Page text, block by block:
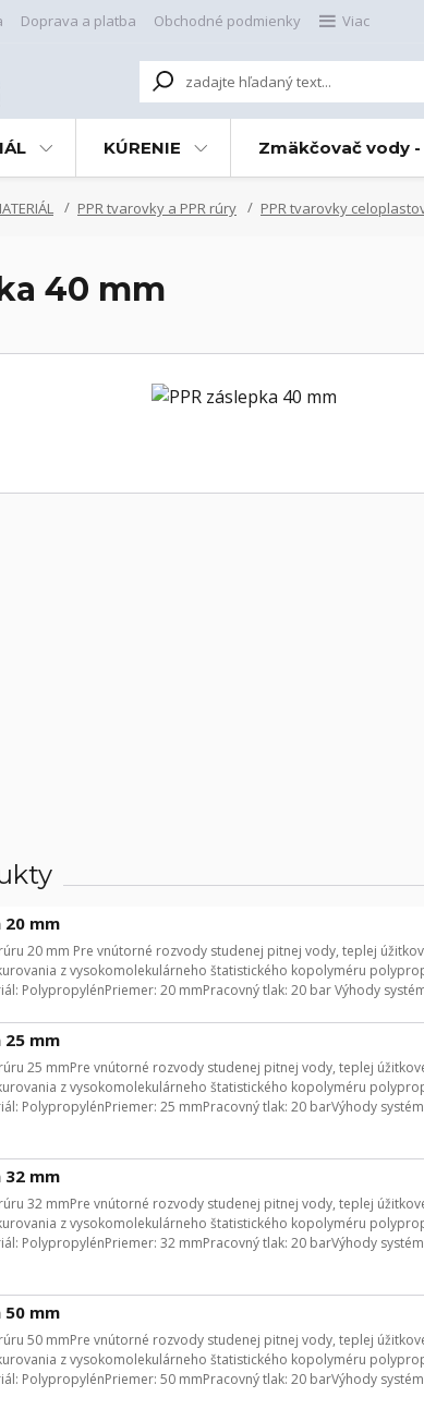
Doprava a platba Obchodné podmienky Viac
KÚRENIE Zmäkčovač vody -
PPR tvarovky a PPR rúry PPR tvarovky
40 mm
20 mm
rúru 20 mm Pre vnútorné rozvody studenej pitnej vody, teplej
z vysokomolekulárneho štatistického kopolyméru
PolypropylénPriemer: 20 mmPracovný tlak: 20 bar Výhody
25 mm
rúru 25 mmPre vnútorné rozvody studenej pitnej vody, teplej
z vysokomolekulárneho štatistického kopolyméru
PolypropylénPriemer: 25 mmPracovný tlak: 20 barVýhody
32 mm
rúru 32 mmPre vnútorné rozvody studenej pitnej vody, teplej
z vysokomolekulárneho štatistického kopolyméru
PolypropylénPriemer: 32 mmPracovný tlak: 20 barVýhody
50 mm
rúru 50 mmPre vnútorné rozvody studenej pitnej vody, teplej
z vysokomolekulárneho štatistického kopolyméru
PolypropylénPriemer: 50 mmPracovný tlak: 20 barVýhody